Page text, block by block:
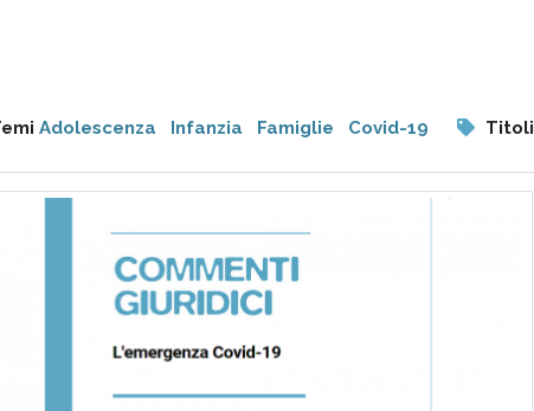
Adolescenza Infanzia Famiglie Covid-19 Titoli